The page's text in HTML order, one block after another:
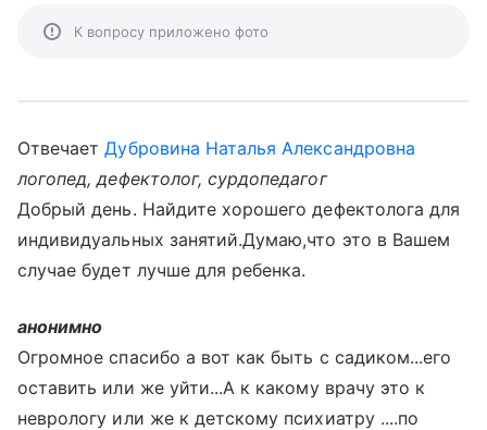
К вопросу приложено фото
ОтвечаетДубровина Наталья Александровна
логопед, дефектолог, сурдопедагог
Добрый день. Найдите хорошего дефектолога для
индивидуальных занятий.Думаю,что это в Вашем
случае будет лучше для ребенка.
анонимно
Огромное спасибо а вот как быть с садиком...его
оставить или же уйти...А к какому врачу это к
неврологу или же к детскому психиатру ....по